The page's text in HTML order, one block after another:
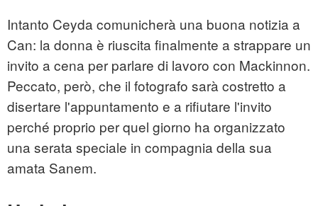
Intanto Ceyda comunicherà una buona notizia a
Can: la donna è riuscita finalmente a strappare un
invito a cena per parlare di lavoro con Mackinnon.
Peccato, però, che il fotografo sarà costretto a
disertare l'appuntamento e a rifiutare l'invito
perché proprio per quel giorno ha organizzato
una serata speciale in compagnia della sua
amata Sanem.